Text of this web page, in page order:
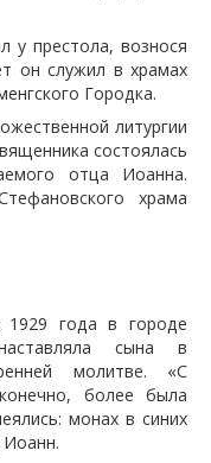
у престола, вознося
он служил в храмах
Городка.
литургии
состоялась
отца Иоанна.
храма
года в городе
сына в
молитве. «С
более была
монах в синих